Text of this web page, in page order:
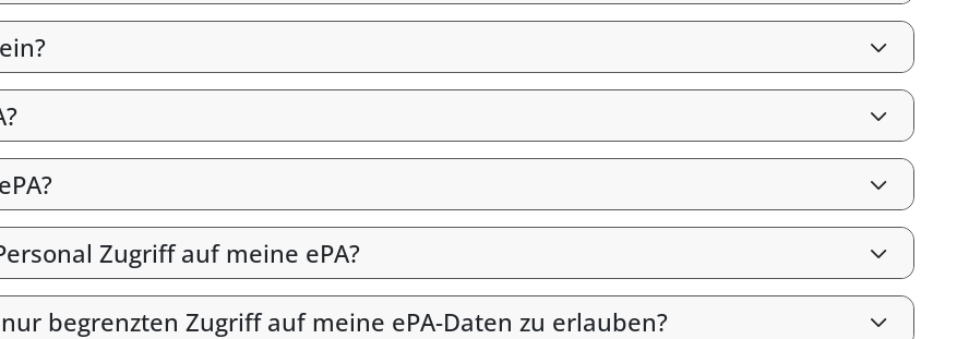
Zugriff auf meine ePA?
begrenzten Zugriff auf meine ePA-Daten zu erlauben?